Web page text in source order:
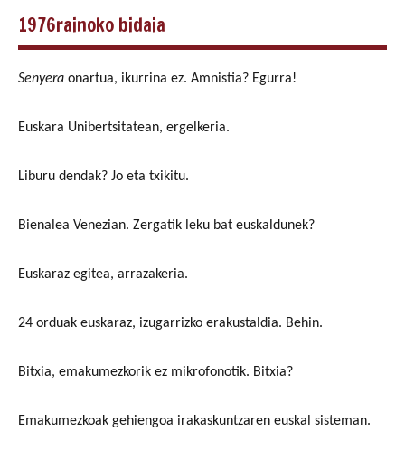
1976rainoko bidaia
Senyera onartua, ikurrina ez. Amnistia? Egurra!
Euskara Unibertsitatean, ergelkeria.
Liburu dendak? Jo eta txikitu.
Bienalea Venezian. Zergatik leku bat euskaldunek?
Euskaraz egitea, arrazakeria.
24 orduak euskaraz, izugarrizko erakustaldia. Behin.
Bitxia, emakumezkorik ez mikrofonotik. Bitxia?
Emakumezkoak gehiengoa irakaskuntzaren euskal sisteman.